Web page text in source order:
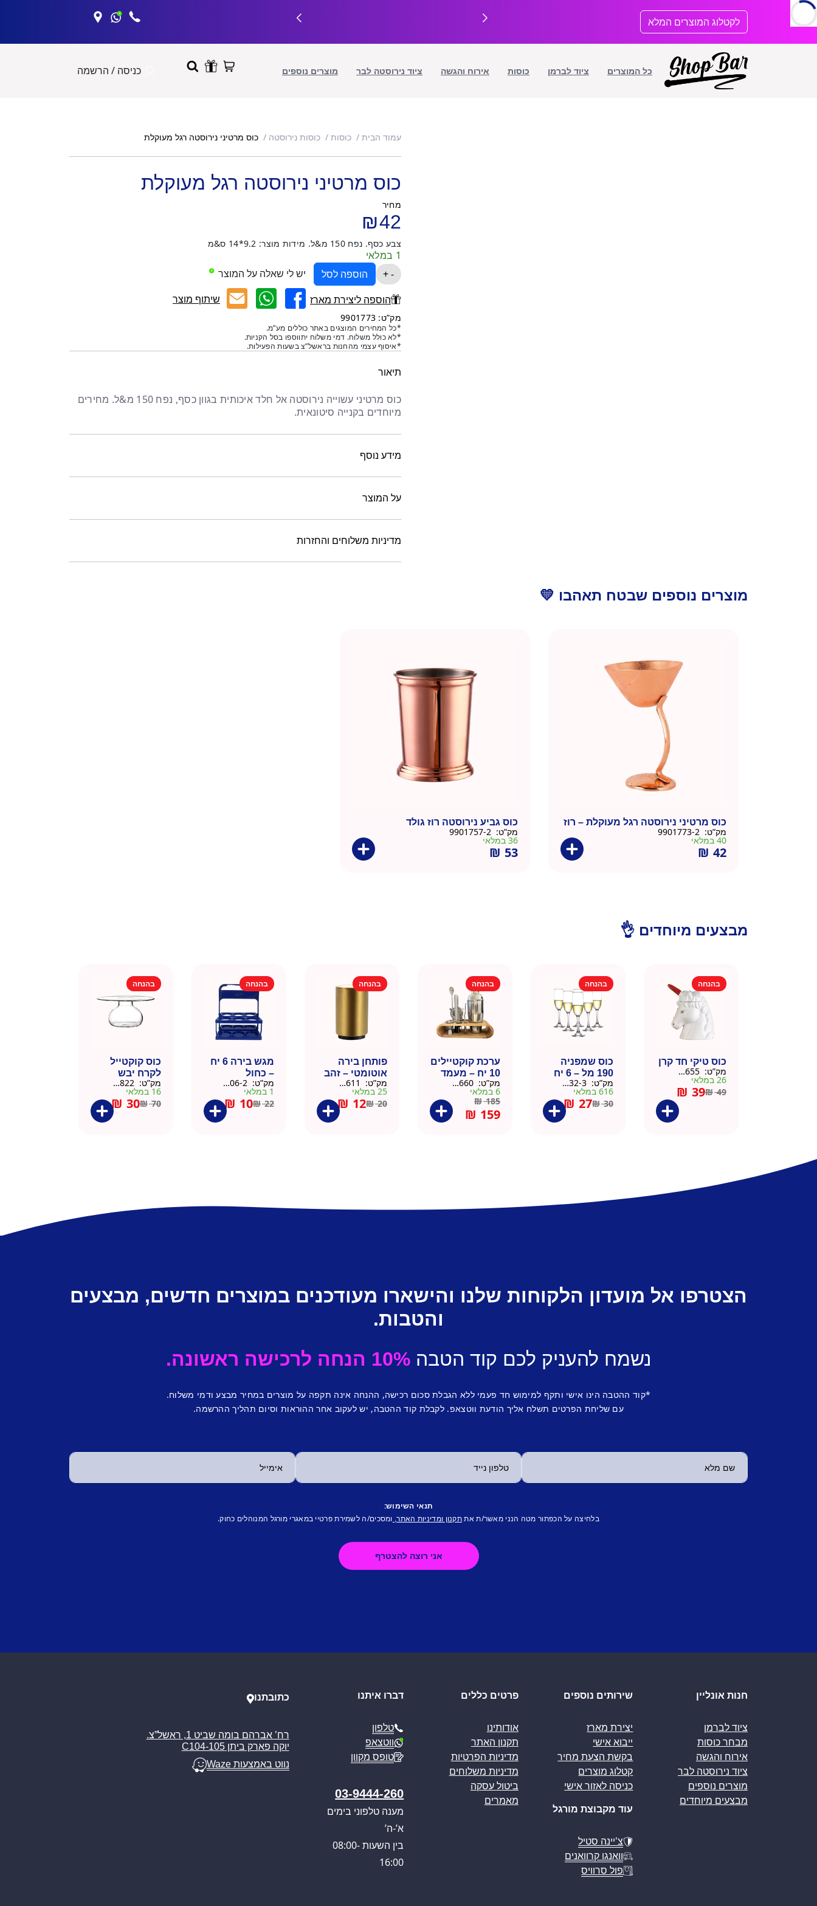
לתוכן
לקטלוג המוצרים המלא
כל המוצרים ציוד לברמן כוסות אירוח והגשה ציוד נירוסטה לבר מוצרים נוספים כניסה / הרשמה
עמוד הבית כוסות כוסות נירוסטה כוס מרטיני נירוסטה רגל מעוקלת
כוס מרטיני נירוסטה רגל מעוקלת
מחיר
₪42
צבע כסף. נפח 150 מ&ל. מידות מוצר: 9.2*14 ס&מ
1 במלאי
-כמות
של
כוס
מרטיני
נירוסטה
רגל
+ הוספה לסל
יש לי שאלה על המוצר
הוספה ליצירת מארז
שיתוף מוצר
מק”ט: 9901773
*כל המחירים המוצגים באתר כוללים מע”מ.
*לא כולל משלוח. דמי משלוח יתווספו בסל הקניות.
*איסוף עצמי מהחנות בראשל”צ בשעות הפעילות.
תיאור
כוס מרטיני עשוייה נירוסטה אל חלד איכותית בגוון כסף, נפח 150 מ&ל. מחירים
מיוחדים בקנייה סיטונאית.
מידע נוסף
על המוצר
מדיניות משלוחים והחזרות
מוצרים נוספים שבטח תאהבו 💛
כוס מרטיני נירוסטה רגל מעוקלת – רוז
מק”ט:
40 במלאי
₪ 42
כוס גביע נירוסטה רוז גולד
מק”ט: 9901757-2
36 במלאי
₪ 53
מבצעים מיוחדים 👌
בהנחה
כוס טיקי חד קרן
מק”ט:
26 במלאי
₪49
₪ 39
בהנחה
כוס שמפניה
190 מל – 6 יח
מק”ט:
616 במלאי
₪30
₪ 27
בהנחה
ערכת קוקטיילים
10 יח – מעמד
עץ
מק”ט:
6 במלאי
₪185
₪ 159
בהנחה
פותחן בירה
אוטומטי – זהב
מק”ט:
25 במלאי
₪20
₪ 12
בהנחה
מגש בירה 6 יח
– כחול
מק”ט:
1 במלאי
₪22
₪ 10
בהנחה
כוס קוקטייל
לקרח יבש
צלוחית 450 מל
מק”ט:
16 במלאי
₪70
₪ 30
הצטרפו אל מועדון הלקוחות שלנו והישארו מעודכנים במוצרים חדשים, מבצעים
והטבות.
נשמח להעניק לכם קוד הטבה 10% הנחה לרכישה ראשונה.
*קוד ההטבה הינו אישי ותקף למימוש חד פעמי ללא הגבלת סכום רכישה, ההנחה אינה תקפה על מוצרים במחיר מבצע ודמי משלוח.
עם שליחת הפרטים תשלח אליך הודעת ווטצאפ. לקבלת קוד ההטבה, יש לעקוב אחר ההוראות וסיום תהליך ההרשמה.
תנאי השימוש:
בלחיצה על הכפתור מטה הנני מאשר/ת את תקנון ומדיניות האתר, ומסכים/ה לשמירת פרטיי במאגרי מורגל המנוהלים כחוק.
חנות אונליין
ציוד לברמן
מבחר כוסות
אירוח והגשה
ציוד נירוסטה לבר
מוצרים נוספים
מבצעים מיוחדים
שירותים נוספים
יצירת מארז
ייבוא אישי
בקשת הצעת מחיר
קטלוג מוצרים
כניסה לאזור אישי
עוד מקבוצת מורגל
צ’יינה סטיל
וואנגו קרוואנים
פול סרוויס
פרטים כללים
אודותינו
תקנון האתר
מדיניות הפרטיות
מדיניות משלוחים
ביטול עסקה
מאמרים
דברו איתנו
טלפון
ווטצאפ
טופס מקוון
03-9444-260
מענה טלפוני בימים
א’-ה’
בין השעות 08:00-
16:00
כתובתנו
רח’ אברהם בומה שביט 1, ראשל”צ.
יוקה פארק ביתן C104-105
נווט באמצעות Waze